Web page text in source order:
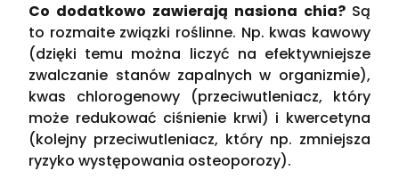
Co dodatkowo zawierają nasiona chia? Są
to rozmaite związki roślinne. Np. kwas kawowy
(dzięki temu można liczyć na efektywniejsze
zwalczanie stanów zapalnych w organizmie),
kwas chlorogenowy (przeciwutleniacz, który
może redukować ciśnienie krwi) i kwercetyna
(kolejny przeciwutleniacz, który np. zmniejsza
ryzyko występowania osteoporozy).